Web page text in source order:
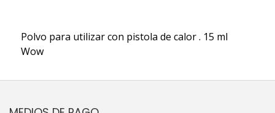
Polvo para utilizar con pistola de calor . 15 ml
Wow